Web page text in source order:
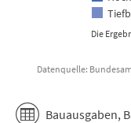
Die
Datenquelle:
Bauausgaben,